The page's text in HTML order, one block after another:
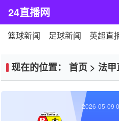
24直播网
篮球新闻 足球新闻 英超直
现在的位置： 首页 > 法
2026-05-09